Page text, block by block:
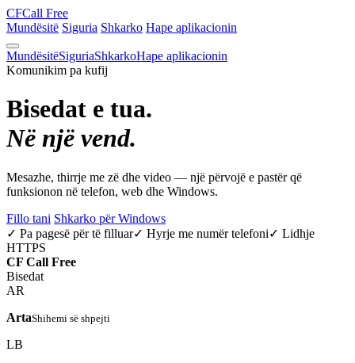
CFCall Free
Mundësitë Siguria Shkarko Hape aplikacionin
MundësitëSiguriaShkarkoHape aplikacionin
Komunikim pa kufij
Bisedat e tua.
Në një vend.
Mesazhe, thirrje me zë dhe video — një përvojë e pastër që
funksionon në telefon, web dhe Windows.
Fillo tani Shkarko për Windows
✓ Pa pagesë për të filluar✓ Hyrje me numër telefoni✓ Lidhje
HTTPS
CF Call Free
Bisedat
AR
ArtaShihemi së shpejti
LB